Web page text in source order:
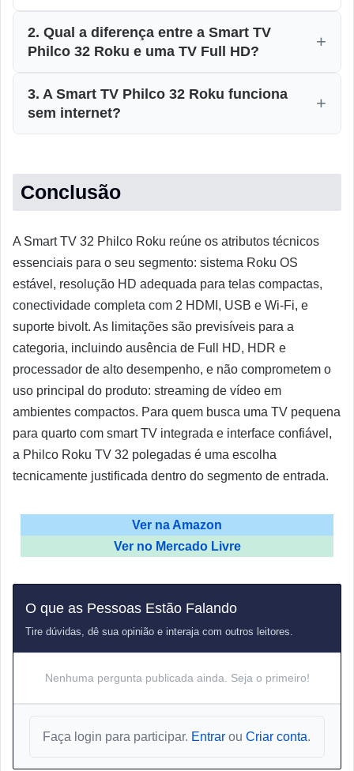
2. Qual a diferença entre a Smart TV
Philco 32 Roku e uma TV Full HD?
3. A Smart TV Philco 32 Roku funciona
sem internet?
Conclusão
A Smart TV 32 Philco Roku reúne os atributos técnicos
essenciais para o seu segmento: sistema Roku OS
estável, resolução HD adequada para telas compactas,
conectividade completa com 2 HDMI, USB e Wi-Fi, e
suporte bivolt. As limitações são previsíveis para a
categoria, incluindo ausência de Full HD, HDR e
processador de alto desempenho, e não comprometem o
uso principal do produto: streaming de vídeo em
ambientes compactos. Para quem busca uma TV pequena
para quarto com smart TV integrada e interface confiável,
a Philco Roku TV 32 polegadas é uma escolha
tecnicamente justificada dentro do segmento de entrada.
Ver na Amazon
Ver no Mercado Livre
O que as Pessoas Estão Falando
Tire dúvidas, dê sua opinião e interaja com outros leitores.
Nenhuma pergunta publicada ainda. Seja o primeiro!
Faça login para participar. Entrar ou Criar conta.